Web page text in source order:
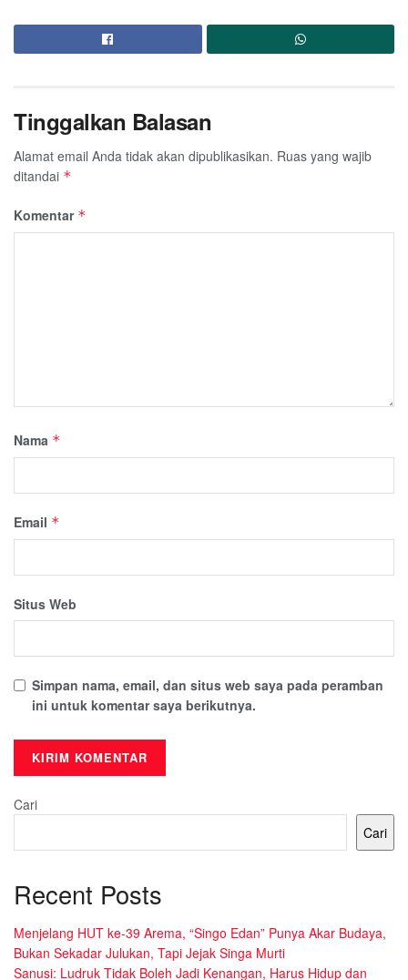
Tinggalkan Balasan
Alamat email Anda tidak akan dipublikasikan. Ruas yang wajib
ditandai *
Komentar *
Nama *
Email *
Situs Web
Simpan nama, email, dan situs web saya pada peramban
ini untuk komentar saya berikutnya.
Cari
Cari
Recent Posts
Menjelang HUT ke-39 Arema, “Singo Edan” Punya Akar Budaya,
Bukan Sekadar Julukan, Tapi Jejak Singa Murti
Sanusi: Ludruk Tidak Boleh Jadi Kenangan, Harus Hidup dan